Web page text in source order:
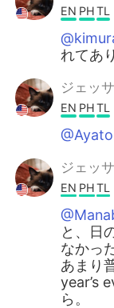
EN PHTL
れてあ
ジェッ
EN PHTL
ジェッ
EN PHTL
と、日
なかっ
あまり
year’s
ら。